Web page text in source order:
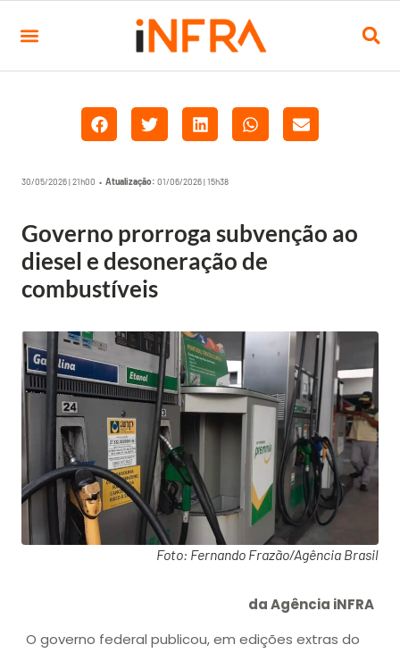
30/05/2026 | 21h00 • Atualização: 01/06/2026 | 15h38
Governo prorroga subvenção ao
diesel e desoneração de
combustíveis
Foto: Fernando Frazão/Agência Brasil
da Agência iNFRA
O governo federal publicou, em edições extras do